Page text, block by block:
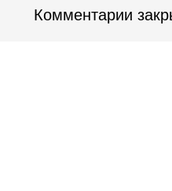
Комментарии